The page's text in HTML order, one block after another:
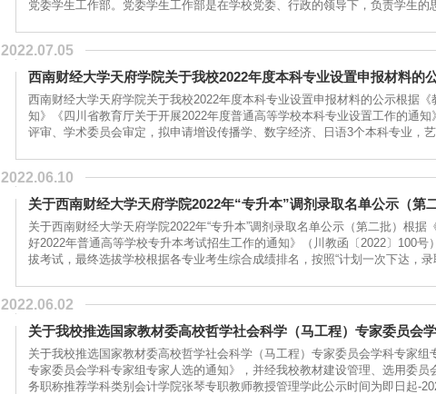
党委学生工作部。党委学生工作部是在学校党委、行政的领导下，负责学生
2022.07.05
西南财经大学天府学院关于我校2022年度本科专业设置申报材料的
西南财经大学天府学院关于我校2022年度本科专业设置申报材料的公示根据
知》《四川省教育厅关于开展2022年度普通高等学校本科专业设置工作的通
评审、学术委员会审定，拟申请增设传播学、数字经济、日语3个本科专业，
2022.06.10
关于西南财经大学天府学院2022年“专升本”调剂录取名单公示（第二
关于西南财经大学天府学院2022年“专升本”调剂录取名单公示（第二批）根
好2022年普通高等学校专升本考试招生工作的通知》（川教函〔2022〕100
拔考试，最终选拔学校根据各专业考生综合成绩排名，按照“计划一次下达，
2022.06.02
关于我校推选国家教材委高校哲学社会科学（马工程）专家委员会
关于我校推选国家教材委高校哲学社会科学（马工程）专家委员会学科专家
专家委员会学科专家组专家人选的通知》，并经我校教材建设管理、选用委
务职称推荐学科类别会计学院张琴专职教师教授管理学此公示时间为即日起-